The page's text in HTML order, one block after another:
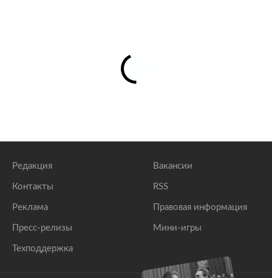
Редакция
Контакты
Реклама
Пресс-релизы
Техподдержка
Вакансии
RSS
Правовая информация
Мини-игры